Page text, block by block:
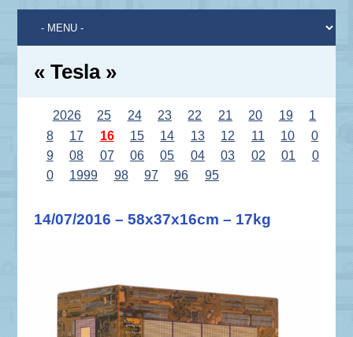
« Tesla »
2026 25 24 23 22 21 20 19
1
8
17 16 15 14 13 12 11 10
0
9
08 07 06 05 04 03 02 01
0
0
1999 98 97 96 95
14/07/2016 – 58x37x16cm – 17kg